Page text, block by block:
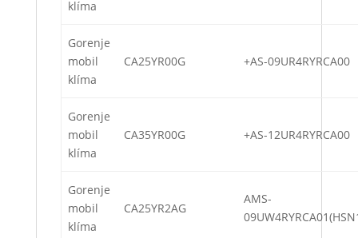
klíma
Gorenje
mobil
klíma
CA25YR00G +AS-09UR4RYRCA00
Gorenje
mobil
klíma
CA35YR00G +AS-12UR4RYRCA00
Gorenje
mobil
klíma
CA25YR2AG
AMS-